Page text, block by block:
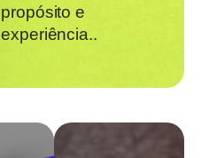
propósito e
experiência..